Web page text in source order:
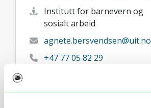
Institutt for barnevern og
sosialt arbeid
agnete.bersvendsen@uit.no
+47 77 05 82 29